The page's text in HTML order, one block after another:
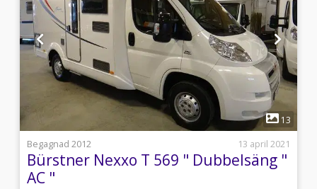
13
Begagnad 2012
13 april 2021
Bürstner Nexxo T 569 " Dubbelsäng "
AC "